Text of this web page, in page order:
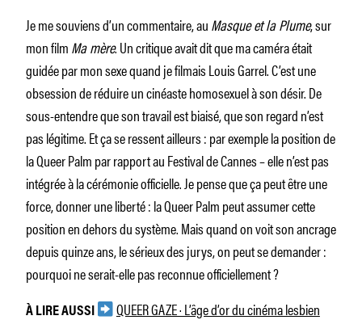
Je me souviens d’un commentaire, auMasque et la Plume, sur
mon filmMa mère. Un critique avait dit que ma caméra était
guidée par mon sexe quand je filmais Louis Garrel. C’est une
obsession de réduire un cinéaste homosexuel à son désir. De
sous-entendre que son travail est biaisé, que son regard n’est
pas légitime. Et ça se ressent ailleurs : par exemple la position de
la Queer Palm par rapport au Festival de Cannes – elle n’est pas
intégrée à la cérémonie officielle. Je pense que ça peut être une
force, donner une liberté : la Queer Palm peut assumer cette
position en dehors du système. Mais quand on voit son ancrage
depuis quinze ans, le sérieux des jurys, on peut se demander :
pourquoi ne serait-elle pas reconnue officiellement ?
À LIRE AUSSI
QUEER GAZE · L’âge d’or du cinéma lesbien